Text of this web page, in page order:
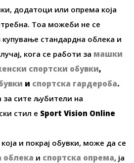
додатоци или опрема која
Тоа можеби не се
стандардна облека и
кога се работи за машки
спортски обувки,
и спортска гардероба.
за сите љубители на
стил е Sport Vision Online
и покрај обувки, може да се
облека и спортска опрема, ја